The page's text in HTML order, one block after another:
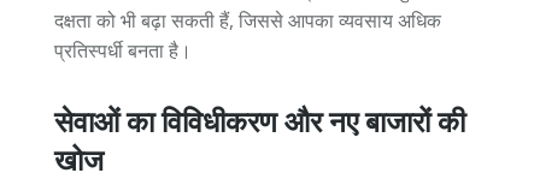
दक्षता को भी बढ़ा सकती हैं, जिससे आपका व्यवसाय अधिक
प्रतिस्पर्धी बनता है।
सेवाओं का विविधीकरण और नए बाजारों की
खोज